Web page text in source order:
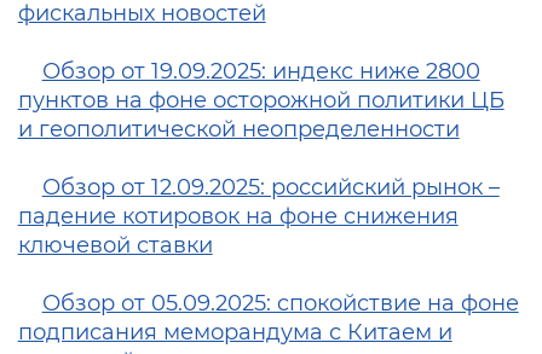
фискальных новостей
Обзор от 19.09.2025: индекс ниже 2800
пунктов на фоне осторожной политики ЦБ
и геополитической неопределенности
Обзор от 12.09.2025: российский рынок –
падение котировок на фоне снижения
ключевой ставки
Обзор от 05.09.2025: cпокойствие на фоне
подписания меморандума с Китаем и